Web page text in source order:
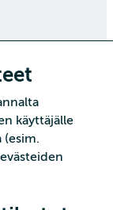
käyttäjälle
(esim.
keskus Oy